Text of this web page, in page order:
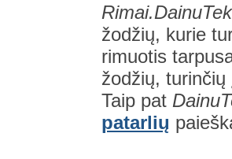
žodžių, kurie
rimuotis
žodžių,
Taip pat
patarlių